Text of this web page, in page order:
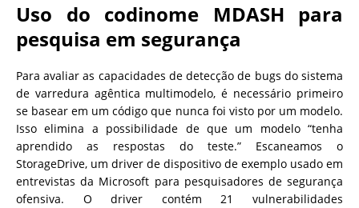
Uso do codinome MDASH para
pesquisa em segurança
Para avaliar as capacidades de detecção de bugs do sistema
de varredura agêntica multimodelo, é necessário primeiro
se basear em um código que nunca foi visto por um modelo.
Isso elimina a possibilidade de que um modelo “tenha
aprendido as respostas do teste.” Escaneamos o
StorageDrive, um driver de dispositivo de exemplo usado em
entrevistas da Microsoft para pesquisadores de segurança
ofensiva. O driver contém 21 vulnerabilidades